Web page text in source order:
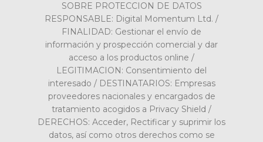
SOBRE PROTECCION DE DATOS
RESPONSABLE: Digital Momentum Ltd. /
FINALIDAD: Gestionar el envío de
información y prospección comercial y dar
acceso a los productos online /
LEGITIMACION: Consentimiento del
interesado / DESTINATARIOS: Empresas
proveedores nacionales y encargados de
tratamiento acogidos a Privacy Shield /
DERECHOS: Acceder, Rectificar y suprimir los
datos, así como otros derechos como se